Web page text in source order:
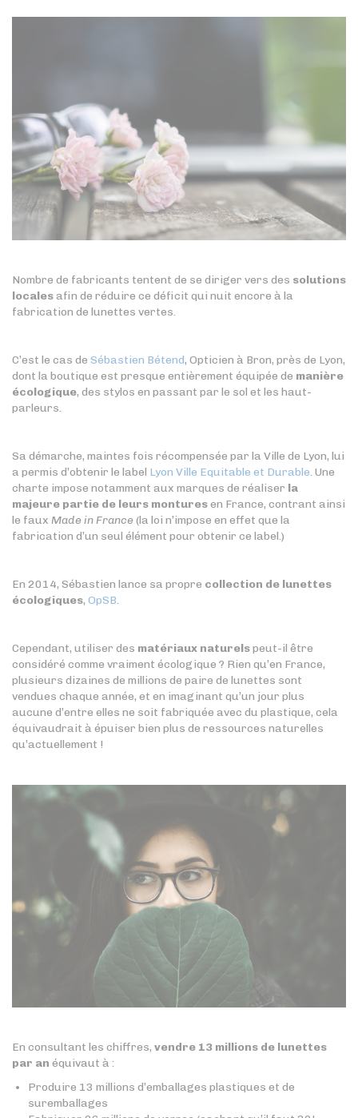
Nombre de fabricants tentent de se diriger vers des solutions
localesafin de réduire ce déficit qui nuit encore à la
fabrication de lunettes vertes.
C’est le cas de Sébastien Bétend, Opticien à Bron, près de Lyon,
dont la boutique est presque entièrement équipée de manière
écologique, des stylos en passant par le sol et les haut-
parleurs.
Sa démarche, maintes fois récompensée par la Ville de Lyon, lui
a permis d’obtenir le label Lyon Ville Equitable et Durable. Une
charte impose notamment aux marques de réaliser la
majeure partie de leurs monturesen France, contrant ainsi
le faux Made in France(la loi n’impose en effet que la
fabrication d’un seul élément pour obtenir ce label.)
En 2014, Sébastien lance sa propre collection de lunettes
écologiques, OpSB.
Cependant, utiliser des matériaux naturelspeut-il être
considéré comme vraiment écologique ? Rien qu’en France,
plusieurs dizaines de millions de paire de lunettes sont
vendues chaque année, et en imaginant qu’un jour plus
aucune d’entre elles ne soit fabriquée avec du plastique, cela
équivaudrait à épuiser bien plus de ressources naturelles
qu’actuellement !
En consultant les chiffres, vendre 13 millions de lunettes
par an équivaut à :
Produire 13 millions d’emballages plastiques et de
suremballages